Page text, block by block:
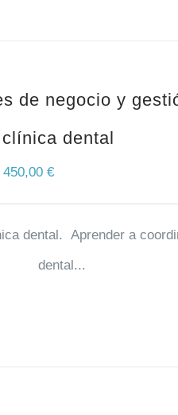
de negocio y
dental
450,00 €
dental. Aprender a
dental...